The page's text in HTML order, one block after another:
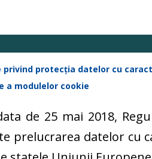
privind protecția datelor cu
a modulelor cookie
de 25 mai 2018,
prelucrarea datelor cu